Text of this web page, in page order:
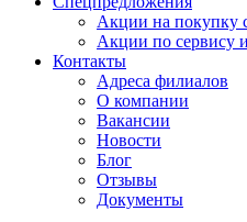
Акции на покупку
Акции по сервису
Контакты
Адреса филиалов
О компании
Вакансии
Новости
Блог
Отзывы
Документы